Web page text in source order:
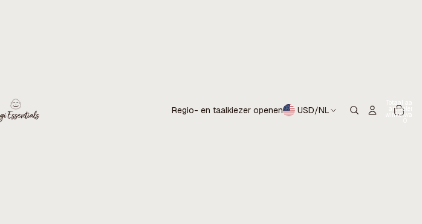
Regio- en taalkiezer openen USD/NL
Totaal
artikelen in